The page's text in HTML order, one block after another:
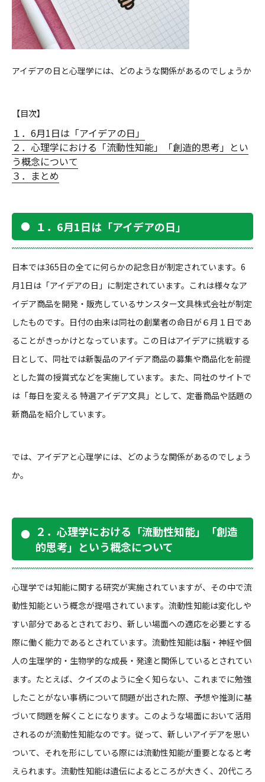
アイデアの日と心理学には、どのような関係があるのでしょうか
【目次】
１．6月1日は「アイデアの日」
２．心理学における「流動性知能」「創造的思考」とい
う概念について
３．まとめ
１．6月1日は「アイデアの日」
日本では365日の全てに何らかの記念日が制定されています。6
月1日は「アイデアの日」に制定されています。これは様々なア
イデア商品を開発・販売しているサンスター文具株式会社が制定
したものです。日付の由来は同社の創業者の命日が６月１日であ
ることがきっかけとなっています。この日はアイデアに挑戦する
日として、同社では新製品のアイデア商品の募集や商品化を前提
とした賞の授賞式などを実施しています。また、同社のサイトで
は「毎日を変える 特選アイデア文具」として、定番商品や話題の
新商品を紹介しています。
では、アイデアと心理学には、どのような関係があるのでしょう
か。
２．心理学における「流動性知能」「創造
的思考」という概念について
心理学では知能に関する研究が実施されていますが、その中で流
動性知能という概念が提唱されています。流動性知能は変化しや
すい部分であるとされており、新しい場面への適応を必要とする
際に働く能力であるとされています。流動性知能は脳・神経や個
人の生理学的・生物学的な成長・発達と関係しているとされてい
ます。たとえば、クイズのように全く知らない、これまでに勉強
したことがない事柄について問題が出された際、予想や推測に基
づいて問題を解くことになります。このような場面において活用
されるのが流動性知能なのです。従って、新しいアイデアを思い
ついて、それを形にしている際には流動性知能が重要となると考
えられます。流動性知能は遺伝によるところが大きく、20代ころ